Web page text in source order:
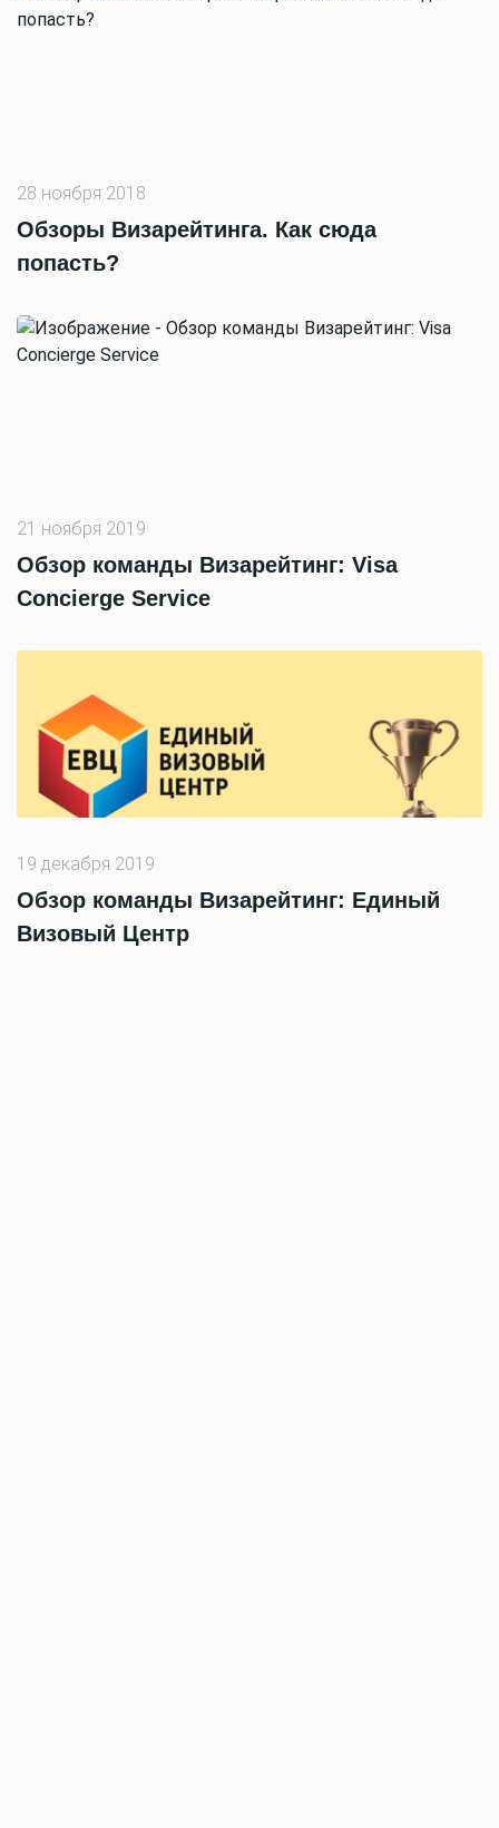
28 ноября 2018
Обзоры Визарейтинга. Как сюда
попасть?
21 ноября 2019
Обзор команды Визарейтинг: Visa
Concierge Service
19 декабря 2019
Обзор команды Визарейтинг: Единый
Визовый Центр